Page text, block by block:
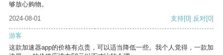
够放心购物。
2024-08-01
支持[0] 反对[0]
游客
这款加速器app的价格有点贵，可以适当降低一些。我个人觉得，一款加